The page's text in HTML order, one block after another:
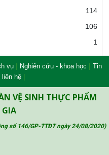
Nam
Project (SAFEGRO)
114
106
1
vụ | Nghiên cứu - khoa học | Tin
liên hệ |
VỆ SINH THỰC PHẨM
GIA
số 146/GP-TTĐT ngày 24/08/2020)